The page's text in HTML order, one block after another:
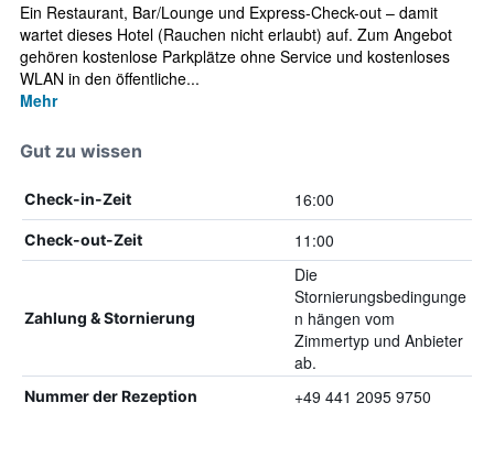
Ein Restaurant, Bar/Lounge und Express-Check-out – damit
wartet dieses Hotel (Rauchen nicht erlaubt) auf. Zum Angebot
gehören kostenlose Parkplätze ohne Service und kostenloses
WLAN in den öffentliche...
Mehr
Gut zu wissen
Check-in-Zeit 16:00
Check-out-Zeit 11:00
Zahlung & Stornierung
Die
Stornierungsbedingunge
n hängen vom
Zimmertyp und Anbieter
ab.
Nummer der Rezeption +49 441 2095 9750